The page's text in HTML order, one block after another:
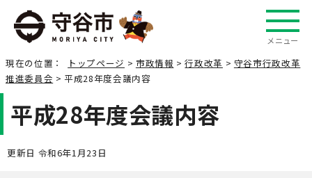
メニュー
現在の位置： トップページ > 市政情報 >行政改革 > 守谷市行政改革
推進委員会 > 平成28年度会議内容
平成28年度会議内容
更新日 令和6年1月23日